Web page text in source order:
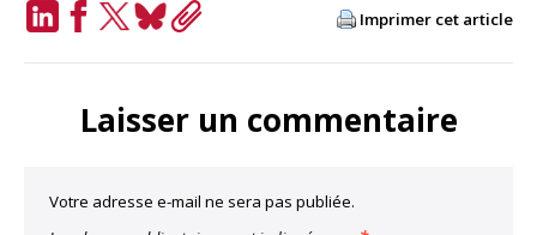
Imprimer cet article
Laisser un commentaire
Votre adresse e-mail ne sera pas publiée.